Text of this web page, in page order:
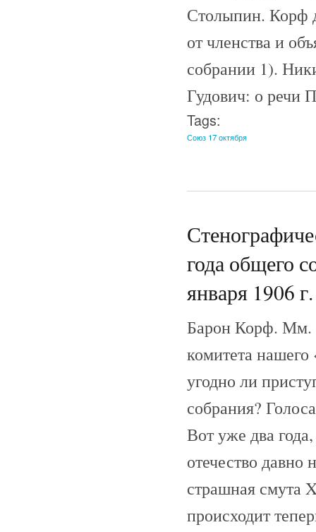
Столыпин. Корф
от членства и
собрании 1).
Гудович: о речи
Tags:
Союз 17 октября
года общего
января 1906 г.
Барон Корф. Мм.
комитета
угодно ли
собрания?
Вот уже два
отечество
страшная смута
происходит